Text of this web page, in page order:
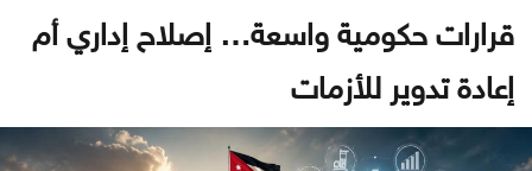
قرارات حكومية واسعة… إصلاح إداري أم
إعادة تدوير للأزمات